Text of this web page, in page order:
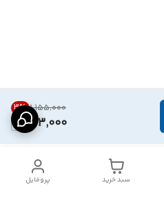
۱٬۱۵۵٬۰۰۰ 3%
1,113,000
پروفایل سبد خرید